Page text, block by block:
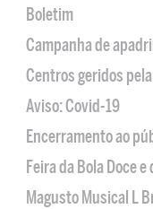
Boletim
Campanha de
Centros geridos
Aviso: Covid-19
Encerramento ao
Feira da Bola Doce
Magusto Musical L